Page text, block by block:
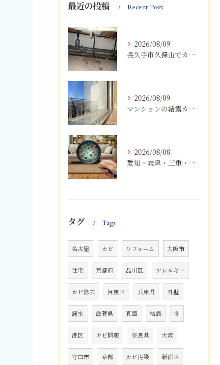
最近の投稿 Recent Posts
2026/08/09
長久手市久保山でカビにお困りの方へ｜原因・対策・業者へ相談する目安を解説
2026/08/09
マンションの結露カビを根絶！断熱改修と防カビリフォーム
2026/08/08
愛知・岐阜・三重・静岡で真菌（カビ）による健康被害にお悩みの方へ｜室内環境改善とMIST工法®による専門対策
タグ Tags
名古屋 カビ リフォーム 大阪市
住宅 京都府 品川区 アレルギー
カビ除去 目黒区 兵庫県 外壁
漏水 滋賀県 真菌 結露 冬
港区 カビ問題 奈良県 大阪
守口市 京都 カビ汚染 新宿区